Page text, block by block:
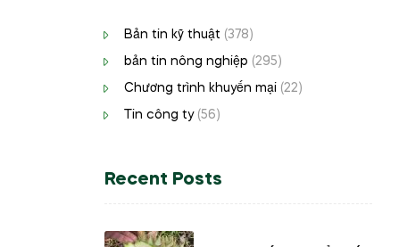
Bản tin kỹ thuật (378)
bản tin nông nghiệp (295)
Chương trình khuyến mại (22)
Tin công ty(56)
Recent Posts